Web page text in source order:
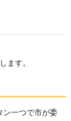
ます。
ン一つで市が委